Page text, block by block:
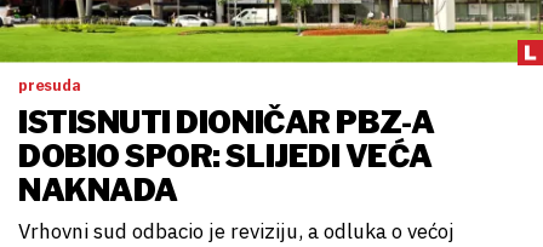
presuda
ISTISNUTI DIONIČAR PBZ-A
DOBIO SPOR: SLIJEDI VEĆA
NAKNADA
Vrhovni sud odbacio je reviziju, a odluka o većoj